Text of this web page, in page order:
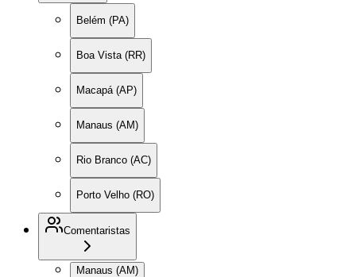
Belém (PA)
Boa Vista (RR)
Macapá (AP)
Manaus (AM)
Rio Branco (AC)
Porto Velho (RO)
Comentaristas
Manaus (AM)